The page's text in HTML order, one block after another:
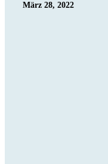
März 28, 2022